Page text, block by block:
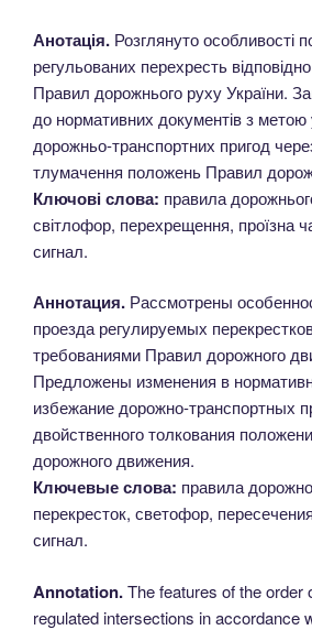
Анотація. Розглянуто особливості
регульованих перехресть
Правил дорожнього руху України.
до нормативних документів з метою
дорожньо-транспортних пригод
тлумачення положень Правил
Ключові слова: правила
світлофор, перехрещення, проїзна
сигнал.
Аннотация. Рассмотрены
проезда регулируемых
требованиями Правил дорожного
Предложены изменения в
избежание дорожно-транспортных
двойственного толкования
дорожного движения.
Ключевые слова: правила
перекресток, светофор,
сигнал.
Annotation.The features of the order
regulated intersections in accordance